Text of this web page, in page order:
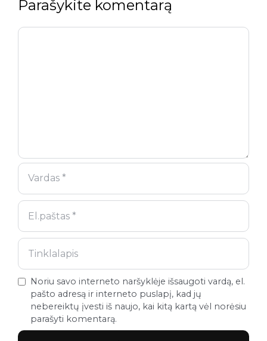
Parašykite komentarą
Komentaras
Vardas
El.paštas
Tinklalapis
Noriu savo interneto naršyklėje išsaugoti vardą, el.
pašto adresą ir interneto puslapį, kad jų
nebereiktų įvesti iš naujo, kai kitą kartą vėl norėsiu
parašyti komentarą.